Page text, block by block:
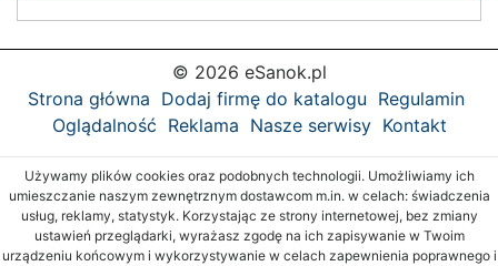
© 2026 eSanok.pl
Strona główna Dodaj firmę do katalogu Regulamin
Oglądalność Reklama Nasze serwisy Kontakt
Używamy plików cookies oraz podobnych technologii. Umożliwiamy ich
umieszczanie naszym zewnętrznym dostawcom m.in. w celach: świadczenia
usług, reklamy, statystyk. Korzystając ze strony internetowej, bez zmiany
ustawień przeglądarki, wyrażasz zgodę na ich zapisywanie w Twoim
urządzeniu końcowym i wykorzystywanie w celach zapewnienia poprawnego i